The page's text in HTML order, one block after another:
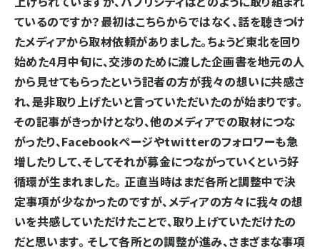
ているのですか？最初はこちらからではなく、話を聴きつけ
たメディアから取材依頼がありました。ちょうど東北を回り
始めた4月中旬に、交渉のために渡した企画書を地元の人
から見せてもらったという記者の方が我々の想いに共感さ
れ、是非取り上げたいと言っていただいたのが始まりです。
その記事がきっかけとなり、他のメディアでの取材につな
がったり、Facebookページやtwitterのフォロワーも急
増したりして、そしてそれが募金につながっていくという好
循環が生まれました。 正直当時はまだ各所と調整中で決
定事項が少なかったのですが、メディアの方々に我々の想
いを共感していただけたことで、取り上げていただけたの
だと思います。 そして各所との調整が進み、さまざまな事項